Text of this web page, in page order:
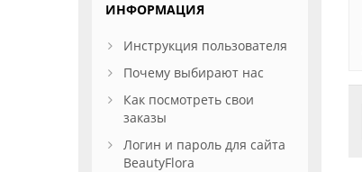
ИНФОРМАЦИЯ
Инструкция пользователя
Почему выбирают нас
Как посмотреть свои
заказы
Логин и пароль для сайта
BeautyFlora